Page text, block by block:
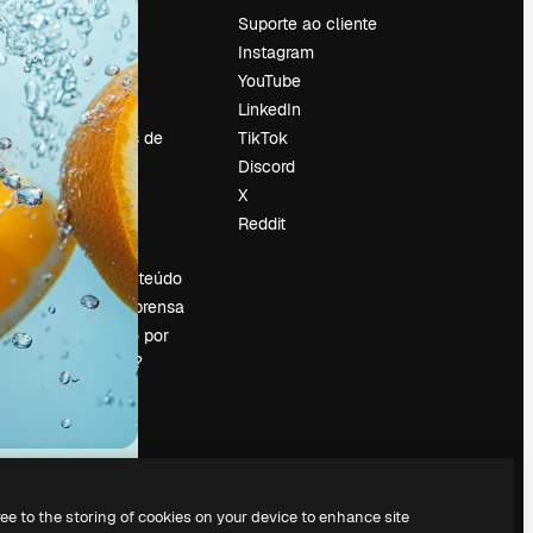
Preços
Sobre nós
Reviews
Emprego
Tendências de
pesquisa
Blog
Eventos
Slidesgo
Vender conteúdo
Sala de imprensa
Procurando por
magnific.ai?
Suporte ao cliente
Instagram
YouTube
LinkedIn
TikTok
Discord
X
Reddit
to the storing of cookies on your device to enhance site